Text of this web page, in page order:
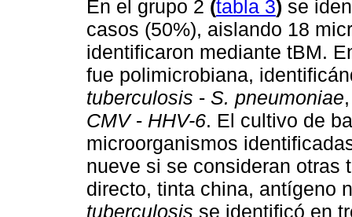
En el grupo 2 (tabla 3) se
casos (50%), aislando 18
identificaron mediante tBM.
fue polimicrobiana,
tuberculosis - S. pneumoniae
CMV- HHV-6. El cultivo de
microorganismos
nueve si se consideran otras
directo, tinta china, antígeno
tuberculosis se identificó en